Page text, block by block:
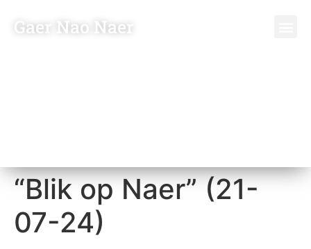
Gaer Nao Naer
“Blik op Naer” (21-
07-24)